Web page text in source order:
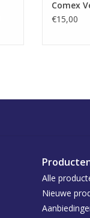
Comex
€15,00
Alle
Nieuwe